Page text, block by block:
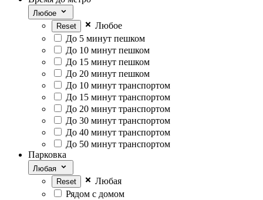
Любое
Любоe
До 5 минут пешком
До 10 минут пешком
До 15 минут пешком
До 20 минут пешком
До 10 минут транспортом
До 15 минут транспортом
До 20 минут транспортом
До 30 минут транспортом
До 40 минут транспортом
До 50 минут транспортом
Парковка
Любая
Любая
Рядом с домом